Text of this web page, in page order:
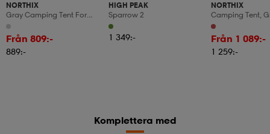
NORTHIX
Gray Camping Tent For
Hikers, Lightweight, 2-
Person
Från 809:-
889:-
HIGH PEAK
Sparrow 2
1 349:-
NORTHIX
Camping Tent,
2-Person,
Från 1 089:-
1 259:-
Komplettera med